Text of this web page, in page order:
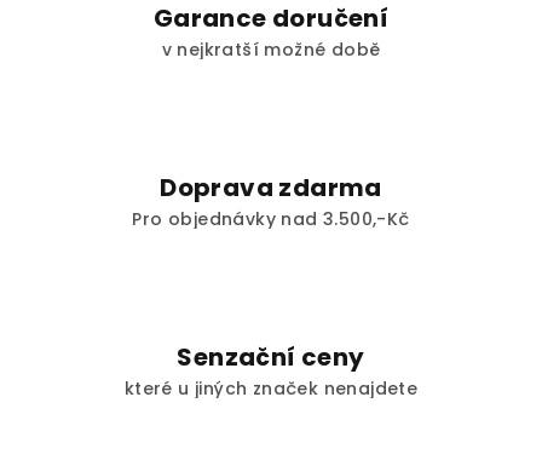
Garance doručení
v nejkratší možné době
Doprava zdarma
Pro objednávky nad 3.500,-Kč
Senzační ceny
které u jiných značek nenajdete